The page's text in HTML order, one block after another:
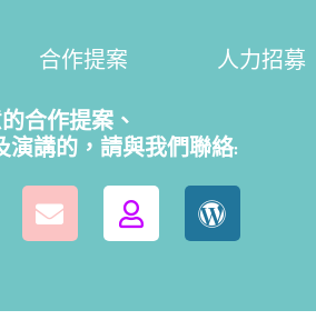
合作提案 人力招募
合作提案、
演講的，請與我們聯絡: